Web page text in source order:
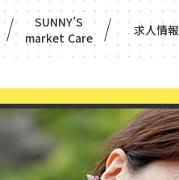
SUNNY’S
market Care
求人情報